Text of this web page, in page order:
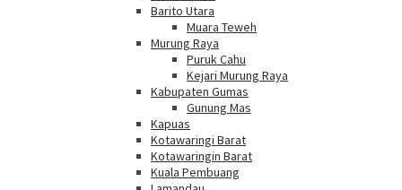
Barito Utara
Muara Teweh
Murung Raya
Puruk Cahu
Kejari Murung Raya
Kabupaten Gumas
Gunung Mas
Kapuas
Kotawaringi Barat
Kotawaringin Barat
Kuala Pembuang